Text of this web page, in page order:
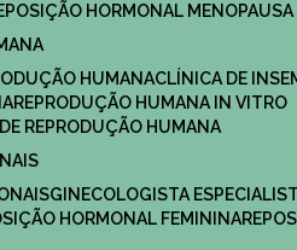
HORMONAL MENOPAUSA
HUMANA
CLÍNICA DE
REPRODUÇÃO HUMANA IN VITRO
DE REPRODUÇÃO HUMANA
GINECOLOGISTA
HORMONAL FEMININA